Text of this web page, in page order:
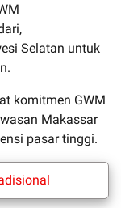
Selatan untuk
komitmen GWM
Makassar
pasar tinggi.